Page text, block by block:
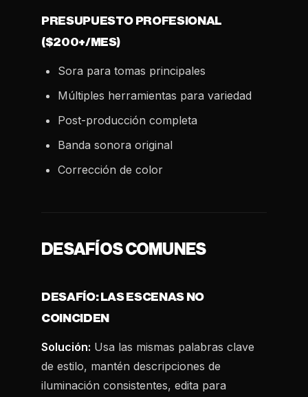
PRESUPUESTO PROFESIONAL
($200+/MES)
Sora para tomas principales
Múltiples herramientas para variedad
Post-producción completa
Banda sonora original
Corrección de color
DESAFÍOS COMUNES
DESAFÍO: LAS ESCENAS NO
COINCIDEN
Solución: Usa las mismas palabras clave
de estilo, mantén descripciones de
iluminación consistentes, edita para